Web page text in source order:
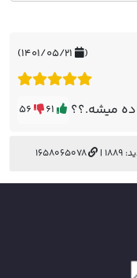
(
ميشه.؟؟
|
1658065078